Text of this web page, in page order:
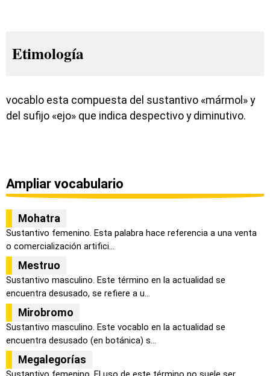
Etimología
vocablo esta compuesta del sustantivo «mármol» y
del sufijo «ejo» que indica despectivo y diminutivo.
Ampliar vocabulario
Mohatra
Sustantivo femenino. Esta palabra hace referencia a una venta
o comercialización artifici...
Mestruo
Sustantivo masculino. Este término en la actualidad se
encuentra desusado, se refiere a u...
Mirobromo
Sustantivo masculino. Este vocablo en la actualidad se
encuentra desusado (en botánica) s...
Megalegorías